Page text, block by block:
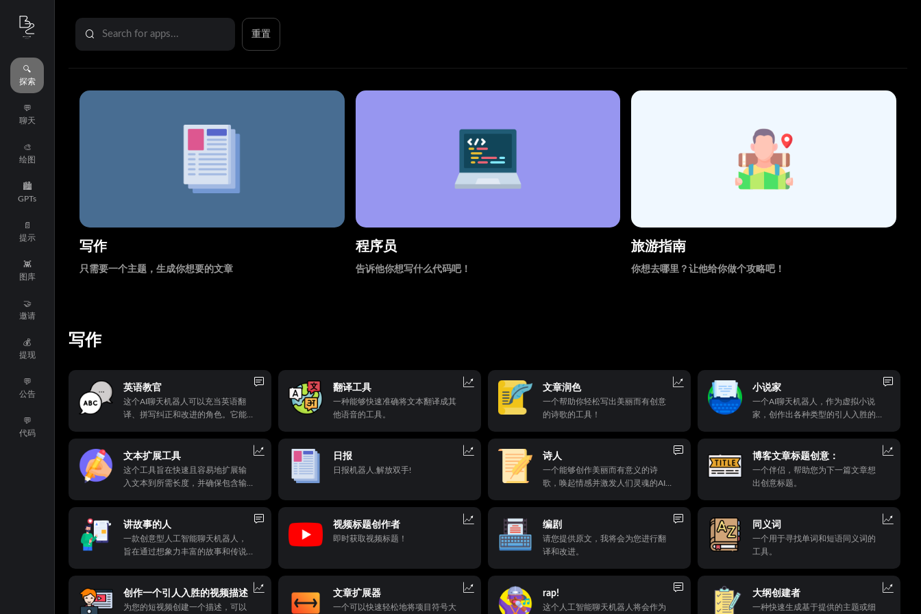
🔍
探索
💬
聊天
🎨
绘图
🏙️
GPTs
📄
提示
👾
图库
🤝
邀请
💰
提现
💬
公告
💬
代码
Search for apps... 重置
写作
只需要一个主题，生成你想要的文章
程序员
告诉他你想写什么代码吧！
旅游指南
你想去哪里？让他给你做个攻略吧！
写作
英语教官
这个AI聊天机器人可以充当英语翻
译、拼写纠正和改进的角色。它能
复一份更加优美、高雅的、表达相
同意思的英语文本。
翻译工具
一种能够快速准确将文本翻译成其
他语音的工具。
文章润色
一个帮助你轻松写出美丽而有创意
的诗歌的工具！
小说家
一个AI聊天机器人，作为虚拟小说
家，创作出各种类型的引人入胜的
的角色和意想不到的高潮。
文本扩展工具
这个工具旨在快速且容易地扩展输
入文本到所需长度，并确保包含输
日报
日报机器人,解放双手!
诗人
一个能够创作美丽而有意义的诗
歌，唤起情感并激发人们灵魂的AI聊
主题，并创作出强大的诗句，一定
会在读者心中留下印记。
博客文章标题创意：
一个伴侣，帮助您为下一篇文章想
出创意标题。
讲故事的人
一款创意型人工智能聊天机器人，
旨在通过想象力丰富的故事和传说
智能可以为每个讲故事的场次选择
特定的主题或话题。
视频标题创作者
即时获取视频标题！
编剧
请您提供原文，我将会为您进行翻
译和改进。
同义词
一个用于寻找单词和短语同义词的
工具。
创作一个引人入胜的视频描述
为您的短视频创建一个描述，可以
文章扩展器
一个可以快速轻松地将项目符号大
rap!
这个人工智能聊天机器人将会作为
大纲创建者
一种快速生成基于提供的主题或细